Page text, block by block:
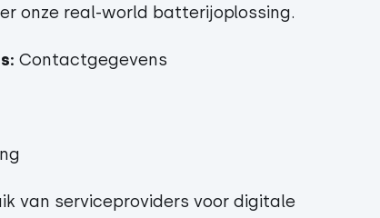
onze real-world batterijoplossing.
Contactgegevens
van serviceproviders voor digitale